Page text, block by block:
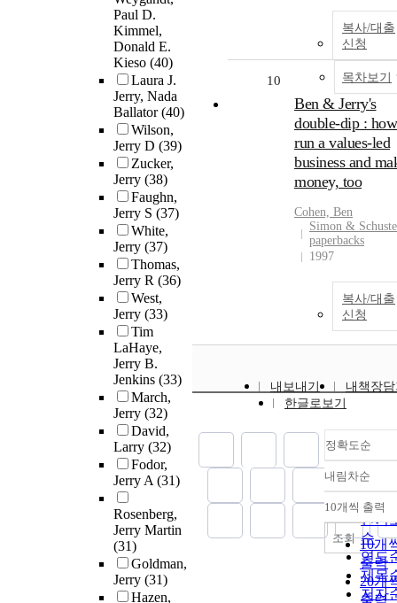
Paul D.
Kimmel,
Donald E.
Kieso (40)
Laura J.
Jerry, Nada
Ballator(40)
Wilson,
Jerry D (39)
Zucker,
Jerry (38)
Faughn,
Jerry S (37)
White,
Jerry (37)
Thomas,
Jerry R (36)
West,
Jerry (33)
Tim
LaHaye,
Jerry B.
Jenkins (33)
March,
Jerry (32)
David,
Larry (32)
Fodor,
Jerry A(31)
Rosenberg,
Jerry Martin
(31)
Goldman,
Jerry (31)
Hazen,
복사/대출
신청
목차보기
10
Ben & Jerry's
double-dip :
run a values-led
business and
money, too
Cohen, Ben
Simon &
paperbacks
1997
복사/대출
신청
내보내기
내책장
한글로보기
정확도순
정확
순
인기
순
연도
제목
저자
내림차순
내림
10개씩 출력
10개
출력
20개
조회